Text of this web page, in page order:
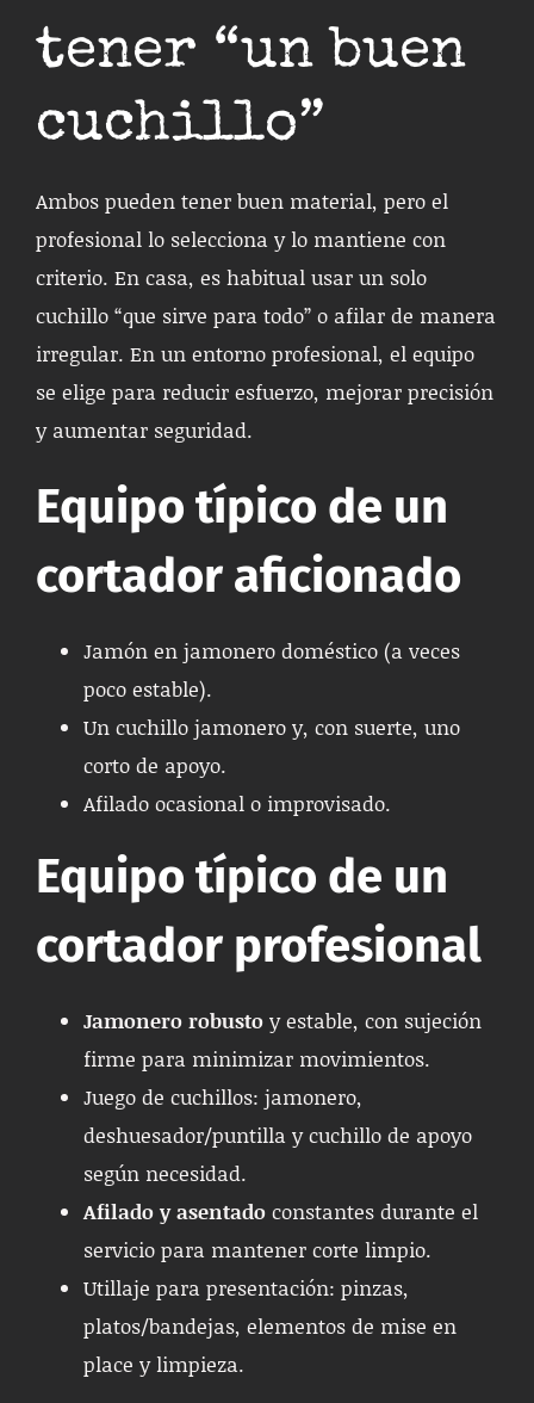
tener “un buen
cuchillo”
Ambos pueden tener buen material, pero el
profesional lo selecciona y lo mantiene con
criterio. En casa, es habitual usar un solo
cuchillo “que sirve para todo” o afilar de manera
irregular. En un entorno profesional, el equipo
se elige para reducir esfuerzo, mejorar precisión
y aumentar seguridad.
Equipo típico de un
cortador aficionado
Jamón en jamonero doméstico (a veces
poco estable).
Un cuchillo jamonero y, con suerte, uno
corto de apoyo.
Afilado ocasional o improvisado.
Equipo típico de un
cortador profesional
Jamonero robusto y estable, con sujeción
firme para minimizar movimientos.
Juego de cuchillos: jamonero,
deshuesador/puntilla y cuchillo de apoyo
según necesidad.
Afilado y asentado constantes durante el
servicio para mantener corte limpio.
Utillaje para presentación: pinzas,
platos/bandejas, elementos de mise en
place y limpieza.